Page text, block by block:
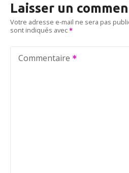
g
a
Laisser un
Votre adresse e-mail ne sera pas
sont indiqués avec
Commentaire